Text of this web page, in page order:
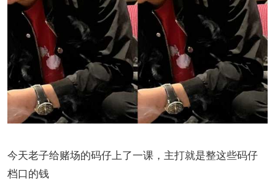
今天老子给赌场的码仔上了一课，主打就是整这些码仔
档口的钱